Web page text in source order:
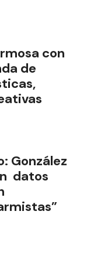
con
de
González
datos